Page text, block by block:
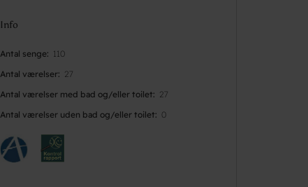
Info
Antal senge
110
Antal værelser
27
Antal værelser med bad og/eller toilet
27
Antal værelser uden bad og/eller toilet
0